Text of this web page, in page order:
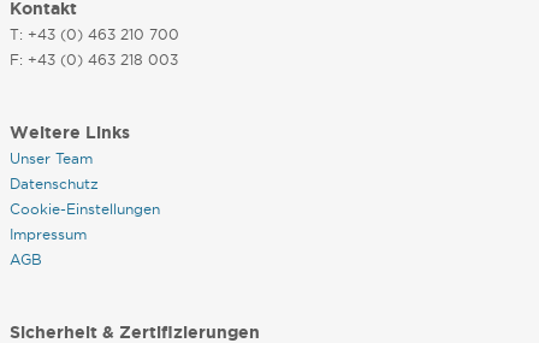
Kontakt
T: +43 (0) 463 210 700
F: +43 (0) 463 218 003
Weitere Links
Unser Team
Datenschutz
Cookie-Einstellungen
Impressum
AGB
Sicherheit & Zertifizierungen